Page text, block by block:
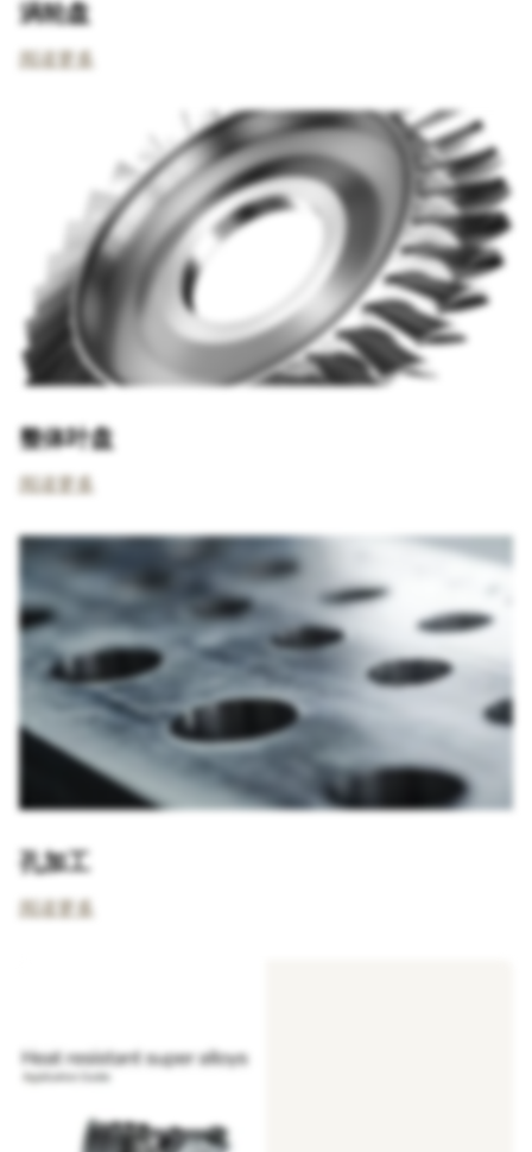
涡轮盘
阅读更多
整体叶盘
阅读更多
孔加工
阅读更多